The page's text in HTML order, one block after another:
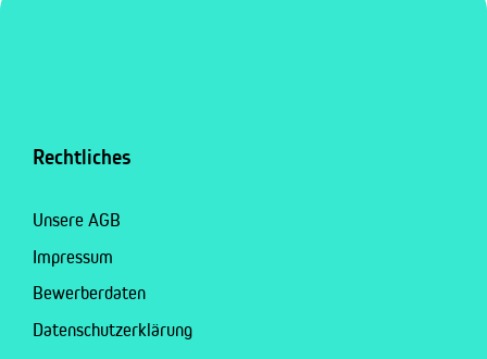
Rechtliches
Unsere AGB
Impressum
Bewerberdaten
Datenschutzerklärung